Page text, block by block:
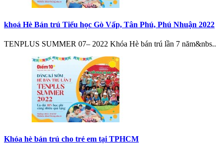
khoá Hè Bán trú Tiểu học Gò Vấp, Tân Phú, Phú Nhuận 2022
TENPLUS SUMMER 07– 2022 Khóa Hè bán trú lần 7 năm&nbs..
Khóa hè bán trú cho trẻ em tại TPHCM